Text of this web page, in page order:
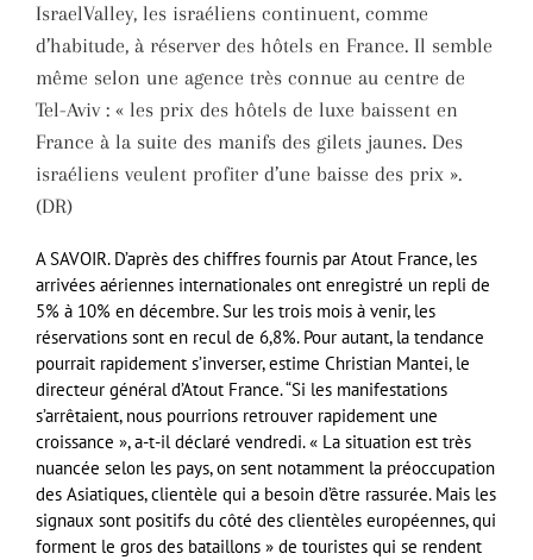
IsraelValley, les israéliens continuent, comme
d’habitude, à réserver des hôtels en France. Il semble
même selon une agence très connue au centre de
Tel-Aviv : « les prix des hôtels de luxe baissent en
France à la suite des manifs des gilets jaunes. Des
israéliens veulent profiter d’une baisse des prix ».
(DR)
A SAVOIR. D’après des chiffres fournis par Atout France, les
arrivées aériennes internationales ont enregistré un repli de
5% à 10% en décembre. Sur les trois mois à venir, les
réservations sont en recul de 6,8%. Pour autant, la tendance
pourrait rapidement s’inverser, estime Christian Mantei, le
directeur général d’Atout France. “Si les manifestations
s’arrêtaient, nous pourrions retrouver rapidement une
croissance », a-t-il déclaré vendredi. « La situation est très
nuancée selon les pays, on sent notamment la préoccupation
des Asiatiques, clientèle qui a besoin d’être rassurée. Mais les
signaux sont positifs du côté des clientèles européennes, qui
forment le gros des bataillons » de touristes qui se rendent